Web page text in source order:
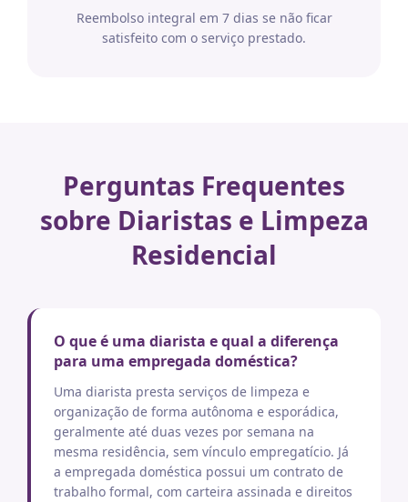
Reembolso integral em 7 dias se não ficar
satisfeito com o serviço prestado.
Perguntas Frequentes
sobre Diaristas e Limpeza
Residencial
O que é uma diarista e qual a diferença
para uma empregada doméstica?
Uma diarista presta serviços de limpeza e
organização de forma autônoma e esporádica,
geralmente até duas vezes por semana na
mesma residência, sem vínculo empregatício. Já
a empregada doméstica possui um contrato de
trabalho formal, com carteira assinada e direitos